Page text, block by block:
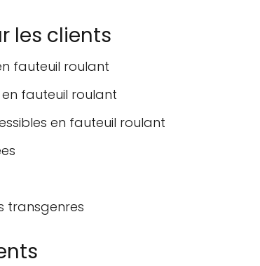
les clients
fauteuil roulant
fauteuil roulant
en fauteuil roulant
transgenres